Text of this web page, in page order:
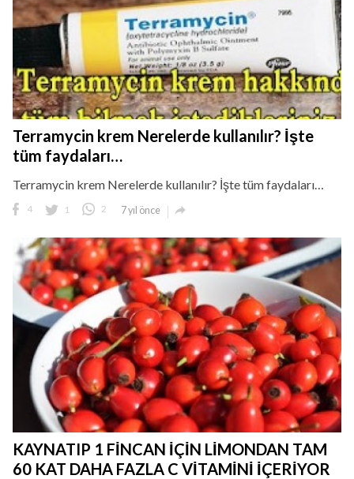
Terramycin krem Nerelerde kullanılır? İşte
tüm faydaları…
Terramycin krem Nerelerde kullanılır? İşte tüm faydaları…
4 1 2 7 yıl önce 
KAYNATIP 1 FİNCAN İÇİN LİMONDAN TAM
60 KAT DAHA FAZLA C VİTAMİNİ İÇERİYOR